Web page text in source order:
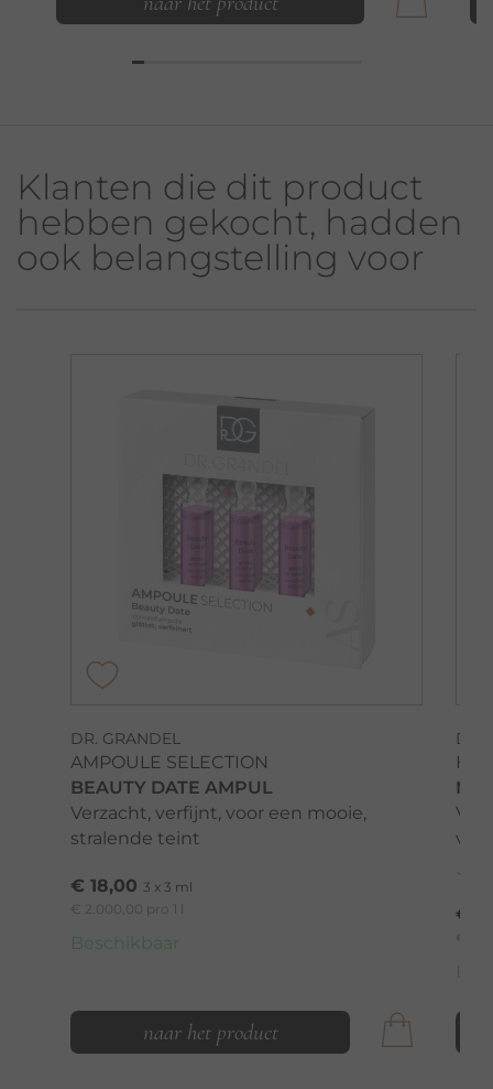
Klanten die dit product
hebben gekocht, hadden
ook belangstelling voor
DR. GRANDEL
AMPOULE SELECTION
BEAUTY DATE AMPUL
Verzacht, verfijnt, voor een mooie,
stralende teint
€ 18,00 3 x 3 ml
€ 2.000,00 pro 1 l
Beschikbaar
naar het product
DR.
€
€